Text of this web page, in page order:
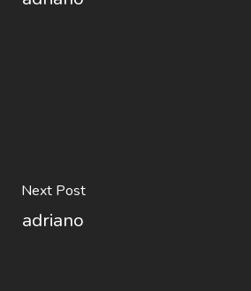
Next Post
adriano